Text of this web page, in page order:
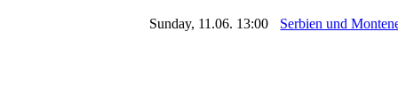
Sunday, 11.06. 13:00 Serbien und